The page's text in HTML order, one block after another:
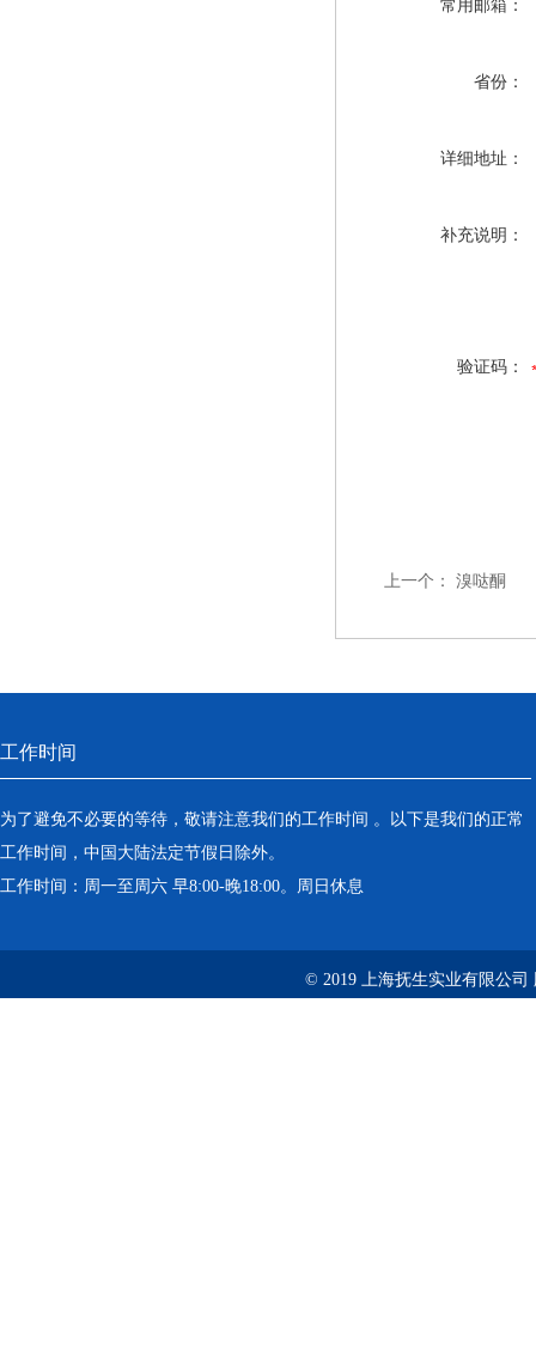
常用邮箱：
省份：
详细地址：
补充说明：
验证码：
上一个： 溴哒酮
工作时间
为了避免不必要的等待，敬请注意我们的工作时间 。以下是我们的正常
工作时间，中国大陆法定节假日除外。
工作时间：周一至周六 早8:00-晚18:00。周日休息
© 2019 上海抚生实业有限公司